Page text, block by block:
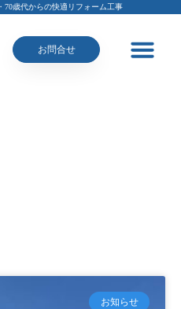
70歳代からの快適リフォーム工事
お問合せ
お知らせ